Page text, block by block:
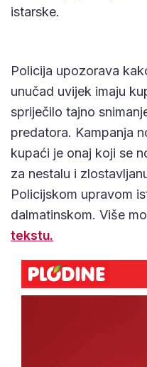
istarske.
Policija upozorava
unučad uvijek imaju
spriječilo tajno
predatora. Kampanja
kupaći je onaj koji se
za nestalu i
Policijskom upravom
dalmatinskom. Više
tekstu.